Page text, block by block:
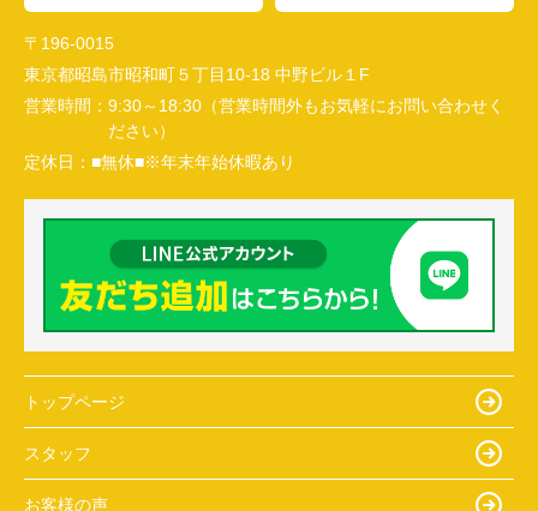
〒196-0015
東京都昭島市昭和町５丁目10-18 中野ビル１F
営業時間： 9:30～18:30（営業時間外もお気軽にお問い合わせく
ださい）
定休日： ■無休■※年末年始休暇あり
トップページ
スタッフ
お客様の声